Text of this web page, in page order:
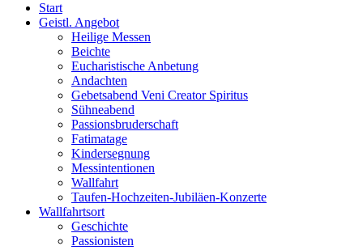
Start
Geistl. Angebot
Heilige Messen
Beichte
Eucharistische Anbetung
Andachten
Gebetsabend Veni Creator Spiritus
Sühneabend
Passionsbruderschaft
Fatimatage
Kindersegnung
Messintentionen
Wallfahrt
Taufen-Hochzeiten-Jubiläen-Konzerte
Wallfahrtsort
Geschichte
Passionisten